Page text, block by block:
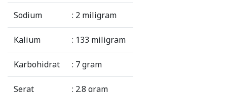
Sodium : 2 miligram
Kalium : 133 miligram
Karbohidrat : 7 gram
Serat : 2.8 gram